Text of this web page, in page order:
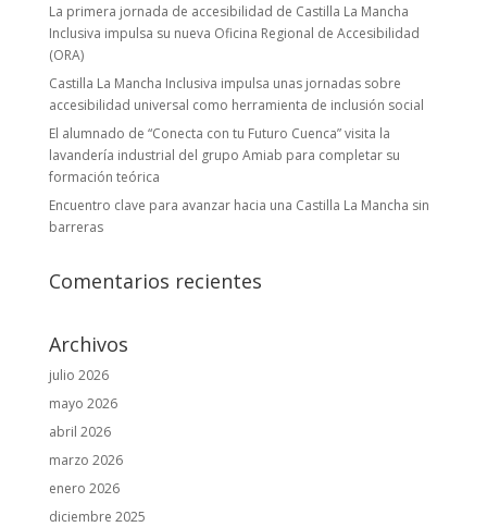
La primera jornada de accesibilidad de Castilla La Mancha
Inclusiva impulsa su nueva Oficina Regional de Accesibilidad
(ORA)
Castilla La Mancha Inclusiva impulsa unas jornadas sobre
accesibilidad universal como herramienta de inclusión social
El alumnado de “Conecta con tu Futuro Cuenca” visita la
lavandería industrial del grupo Amiab para completar su
formación teórica
Encuentro clave para avanzar hacia una Castilla La Mancha sin
barreras
Comentarios recientes
Archivos
julio 2026
mayo 2026
abril 2026
marzo 2026
enero 2026
diciembre 2025